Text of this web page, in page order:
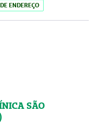
ENDEREÇO
SÃO